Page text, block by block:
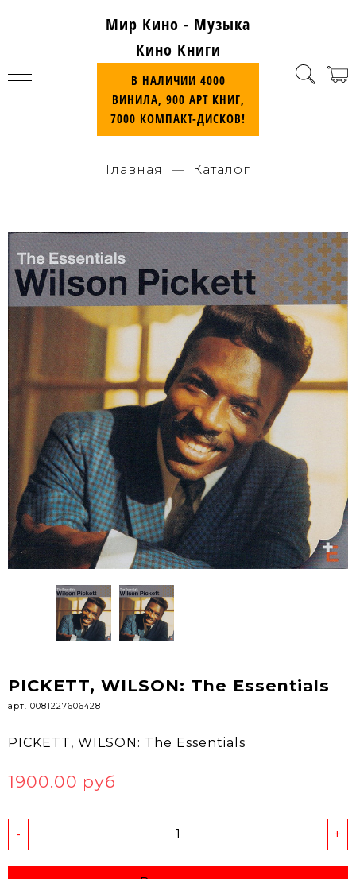
Мир Кино - Музыка
Кино Книги
В НАЛИЧИИ 4000
ВИНИЛА, 900 АРТ КНИГ,
7000 КОМПАКТ-ДИСКОВ!
Главная Каталог
PICKETT, WILSON: The Essentials
арт. 0081227606428
PICKETT, WILSON: The Essentials
1900.00 руб
- +